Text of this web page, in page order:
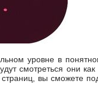
уровне в
смотреться они
вы сможете